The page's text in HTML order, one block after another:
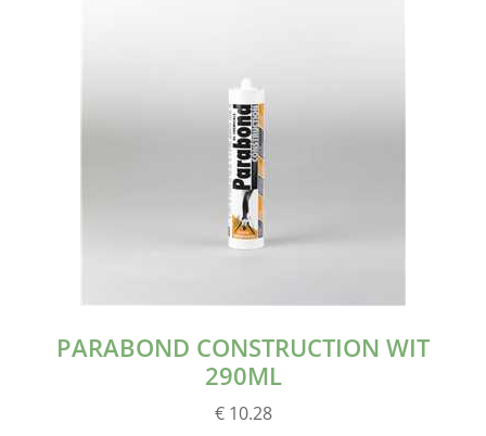
PARABOND CONSTRUCTION WIT
290ML
€ 10.28